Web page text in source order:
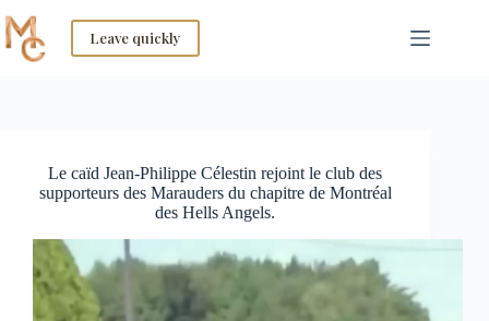
to
content
Leave quickly
Le caïd Jean-Philippe Célestin rejoint le club des
supporteurs des Marauders du chapitre de Montréal
des Hells Angels.